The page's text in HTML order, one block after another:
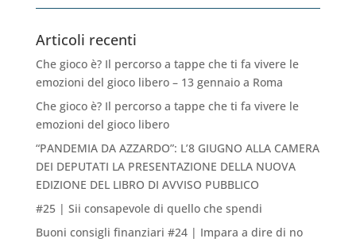
Articoli recenti
Che gioco è? Il percorso a tappe che ti fa vivere le
emozioni del gioco libero – 13 gennaio a Roma
Che gioco è? Il percorso a tappe che ti fa vivere le
emozioni del gioco libero
“PANDEMIA DA AZZARDO”: L’8 GIUGNO ALLA CAMERA
DEI DEPUTATI LA PRESENTAZIONE DELLA NUOVA
EDIZIONE DEL LIBRO DI AVVISO PUBBLICO
#25 | Sii consapevole di quello che spendi
Buoni consigli finanziari #24 | Impara a dire di no